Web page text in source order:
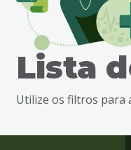
busca
Ir
Lista
Utilize os filtros para